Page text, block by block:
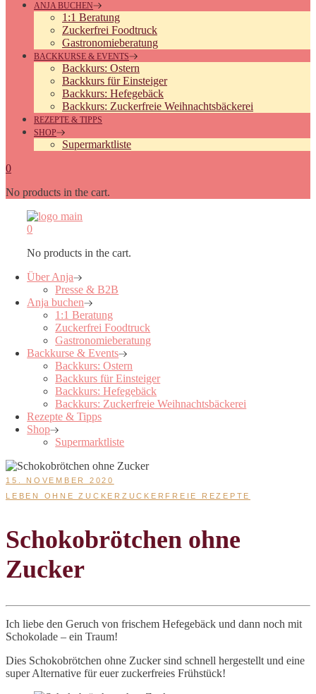
ANJA BUCHEN
1:1 Beratung
Zuckerfrei Foodtruck
Gastronomieberatung
BACKKURSE & EVENTS
Backkurs: Ostern
Backkurs für Einsteiger
Backkurs: Hefegebäck
Backkurs: Zuckerfreie Weihnachtsbäckerei
REZEPTE & TIPPS
SHOP
Supermarktliste
0
No products in the cart.
0
No products in the cart.
Über Anja
Presse & B2B
Anja buchen
1:1 Beratung
Zuckerfrei Foodtruck
Gastronomieberatung
Backkurse & Events
Backkurs: Ostern
Backkurs für Einsteiger
Backkurs: Hefegebäck
Backkurs: Zuckerfreie Weihnachtsbäckerei
Rezepte & Tipps
Shop
Supermarktliste
15. NOVEMBER 2020
LEBEN OHNE ZUCKER ZUCKERFREIE REZEPTE
Schokobrötchen ohne
Zucker
Ich liebe den Geruch von frischem Hefegebäck und dann noch mit
Schokolade – ein Traum!
Dies Schokobrötchen ohne Zucker sind schnell hergestellt und eine
super Alternative für euer zuckerfreies Frühstück!